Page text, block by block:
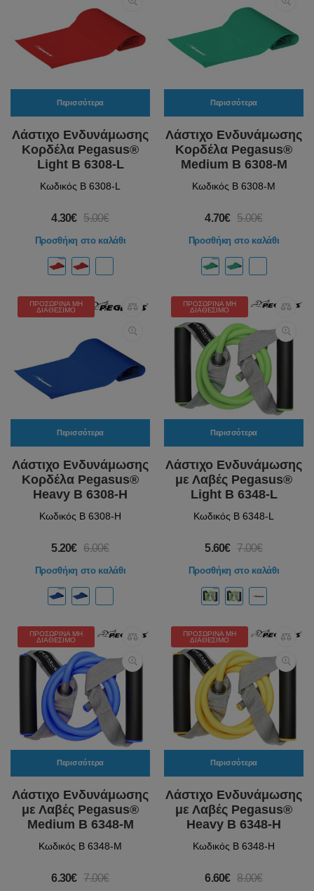
Περισσότερα
Λάστιχο Ενδυνάμωσης
Κορδέλα Pegasus®
Light Β 6308-L
Κωδικός Β 6308-L
4.30€ 5.00€
Προσθήκη στο καλάθι
Περισσότερα
Λάστιχο Ενδυνάμωσης
Κορδέλα Pegasus®
Medium Β 6308-M
Κωδικός Β 6308-M
4.70€ 5.00€
Προσθήκη στο καλάθι
ΠΡΟΣΩΡΙΝΆ ΜΗ
ΔΙΑΘΈΣΙΜΟ
Περισσότερα
Λάστιχο Ενδυνάμωσης
Κορδέλα Pegasus®
Heavy Β 6308-H
Κωδικός Β 6308-H
5.20€ 6.00€
Προσθήκη στο καλάθι
ΠΡΟΣΩΡΙΝΆ ΜΗ
ΔΙΑΘΈΣΙΜΟ
Περισσότερα
Λάστιχο Ενδυνάμωσης
με Λαβές Pegasus®
Light Β 6348-L
Κωδικός Β 6348-L
5.60€ 7.00€
Προσθήκη στο καλάθι
ΠΡΟΣΩΡΙΝΆ ΜΗ
ΔΙΑΘΈΣΙΜΟ
Περισσότερα
Λάστιχο Ενδυνάμωσης
με Λαβές Pegasus®
Medium Β 6348-M
Κωδικός Β 6348-M
6.30€ 7.00€
ΠΡΟΣΩΡΙΝΆ ΜΗ
ΔΙΑΘΈΣΙΜΟ
Περισσότερα
Λάστιχο Ενδυνάμωσης
με Λαβές Pegasus®
Heavy Β 6348-H
Κωδικός Β 6348-H
6.60€ 8.00€